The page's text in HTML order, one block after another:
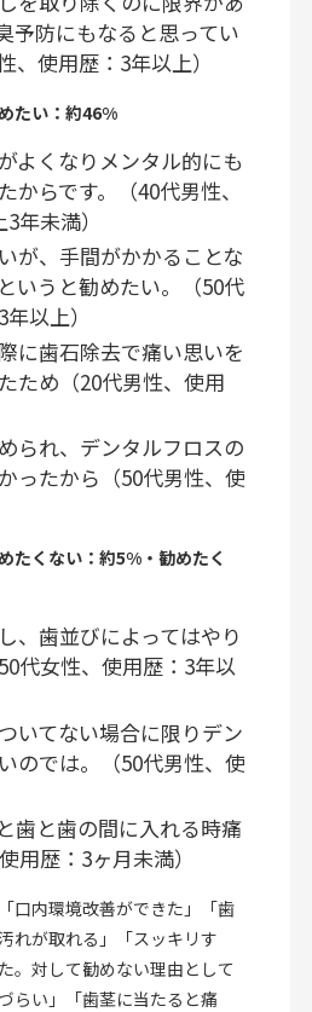
予防にもなると思ってい
、使用歴：3年以上）
たい：約46%
よくなりメンタル的にも
からです。（40代男性、
年未満）
が、手間がかかることな
いうと勧めたい。（50代
以上）
に歯石除去で痛い思いを
ため（20代男性、使用
られ、デンタルフロスの
ったから（50代男性、使
たくない：約5%・勧めたく
、歯並びによってはやり
代女性、使用歴：3年以
いてない場合に限りデン
のでは。（50代男性、使
歯と歯の間に入れる時痛
用歴：3ヶ月未満）
口内環境改善ができた」「歯
れが取れる」「スッキリす
。対して勧めない理由として
らい」「歯茎に当たると痛